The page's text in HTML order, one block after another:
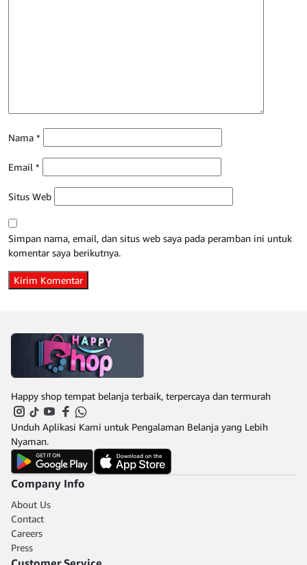
Nama *
Email *
Situs Web
Simpan nama, email, dan situs web saya pada peramban ini untuk
komentar saya berikutnya.
Happy shop tempat belanja terbaik, terpercaya dan termurah
Unduh Aplikasi Kami untuk Pengalaman Belanja yang Lebih
Nyaman.
Company Info
About Us
Contact
Careers
Press